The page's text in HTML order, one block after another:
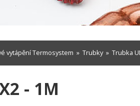
vytápění Termosystem » Trubky» Trubka
- 1M